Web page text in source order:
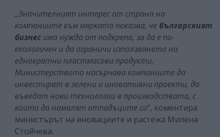
„Значителният интерес от страна на
компаниите към мярката показва, че българският
бизнес има нужда от подкрепа, за да е по-
екологичен и да ограничи използването на
еднократни пластмасови продукти.
Министерството насърчава компаниите да
инвестират в зелени и иновативни проекти, да
въведат нови технологии в производствата, с
които да намалят отпадъците си”, коментира
министърът на иновациите и растежа Милена
Стойчева.